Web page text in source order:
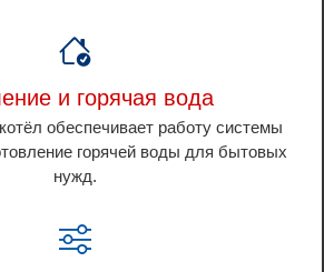
и горячая вода
обеспечивает работу системы
горячей воды для бытовых
нужд.